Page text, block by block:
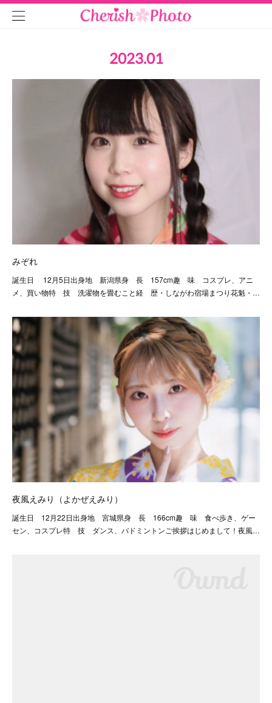
2023.01
みぞれ
誕生日 12月5日出身地 新潟県身 長 157cm趣 味 コスプレ、アニ
メ、買い物特 技 洗濯物を畳むこと経 歴・しながわ宿場まつり花魁・…
夜風えみり（よかぜえみり）
誕生日 12月22日出身地 宮城県身 長 166cm趣 味 食べ歩き、ゲー
セン、コスプレ特 技 ダンス、バドミントンご挨拶はじめまして！夜風…